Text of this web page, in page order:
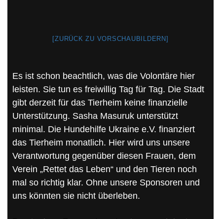
[ZURÜCK ZU VORSCHAUBILDERN]
Es ist schon beachtlich, was die Volontäre hier
leisten. Sie tun es freiwillig Tag für Tag. Die Stadt
gibt derzeit für das Tierheim keine finanzielle
Unterstützung. Sasha Masuruk unterstützt
minimal. Die Hundehilfe Ukraine e.V. finanziert
das Tierheim monatlich. Hier wird uns unsere
Verantwortung gegenüber diesen Frauen, dem
Verein „Rettet das Leben“ und den Tieren noch
mal so richtig klar. Ohne unsere Sponsoren und
uns könnten sie nicht überleben.